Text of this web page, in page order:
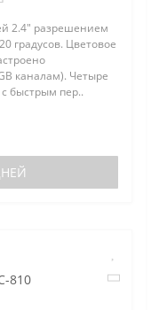
2.4" разрешением
градусов. Цветовое
каналам). Четыре
быстрым пер..